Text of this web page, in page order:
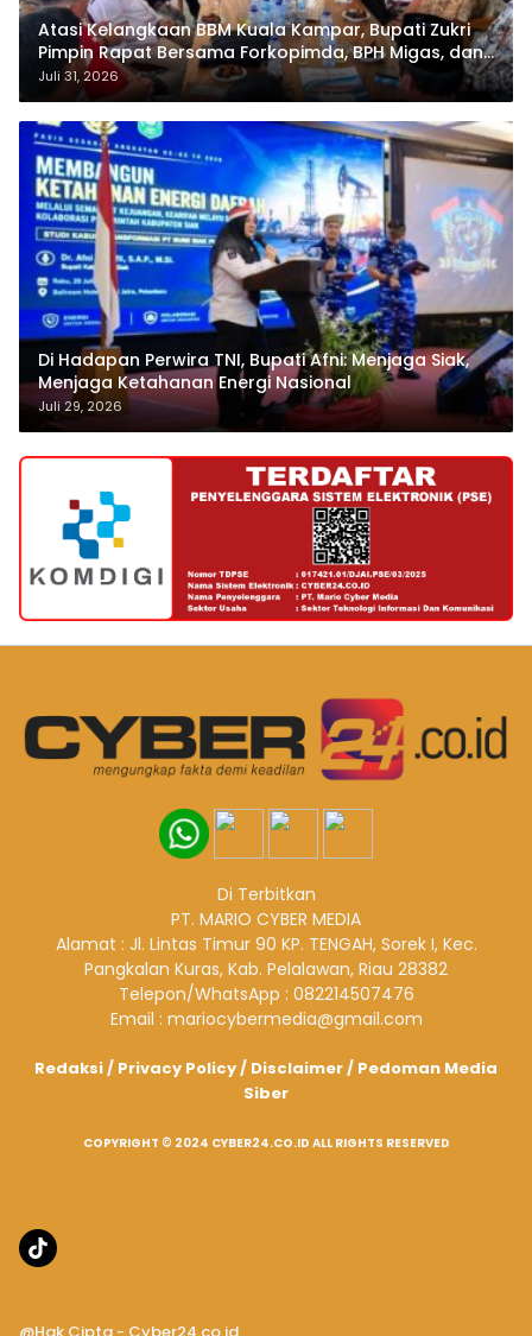
Atasi Kelangkaan BBM Kuala Kampar, Bupati Zukri
Pimpin Rapat Bersama Forkopimda, BPH Migas, dan
Pertamina
Juli 31, 2026
Di Hadapan Perwira TNI, Bupati Afni: Menjaga Siak,
Menjaga Ketahanan Energi Nasional
Juli 29, 2026
Di Terbitkan
PT. MARIO CYBER MEDIA
Alamat : Jl. Lintas Timur 90 KP. TENGAH, Sorek I, Kec.
Pangkalan Kuras, Kab. Pelalawan, Riau 28382
Telepon/WhatsApp : 082214507476
Email : mariocybermedia@gmail.com
Redaksi/ Privacy Policy/ Disclaimer/ Pedoman Media
Siber
COPYRIGHT © 2024 CYBER24.CO.ID ALL RIGHTS RESERVED